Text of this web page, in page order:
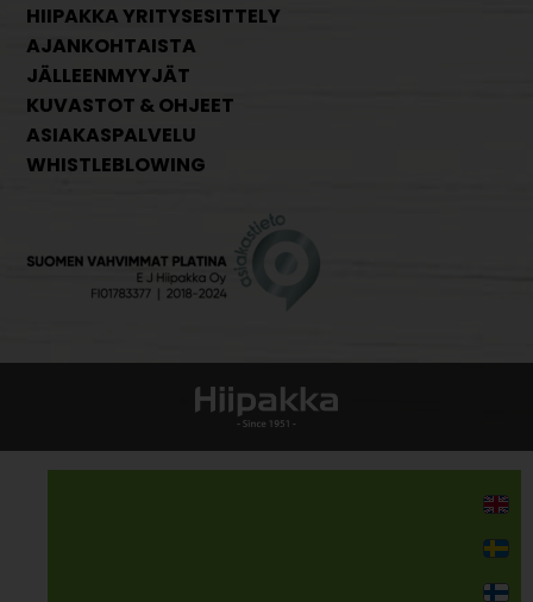
HIIPAKKA YRITYSESITTELY
AJANKOHTAISTA
JÄLLEENMYYJÄT
KUVASTOT & OHJEET
ASIAKASPALVELU
WHISTLEBLOWING